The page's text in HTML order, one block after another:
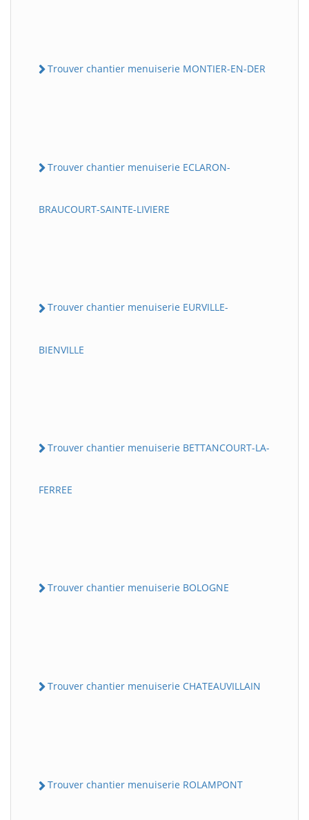
Trouver chantier menuiserie MONTIER-EN-DER
Trouver chantier menuiserie ECLARON-
BRAUCOURT-SAINTE-LIVIERE
Trouver chantier menuiserie EURVILLE-
BIENVILLE
Trouver chantier menuiserie BETTANCOURT-LA-
FERREE
Trouver chantier menuiserie BOLOGNE
Trouver chantier menuiserie CHATEAUVILLAIN
Trouver chantier menuiserie ROLAMPONT